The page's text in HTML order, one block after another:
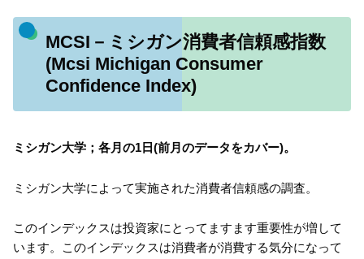
MCSI－ミシガン消費者信頼感指数
(Mcsi Michigan Consumer
Confidence Index)
ミシガン大学；各月の1日(前月のデータをカバー)。
ミシガン大学によって実施された消費者信頼感の調査。
このインデックスは投資家にとってますます重要性が増して
います。このインデックスは消費者が消費する気分になって